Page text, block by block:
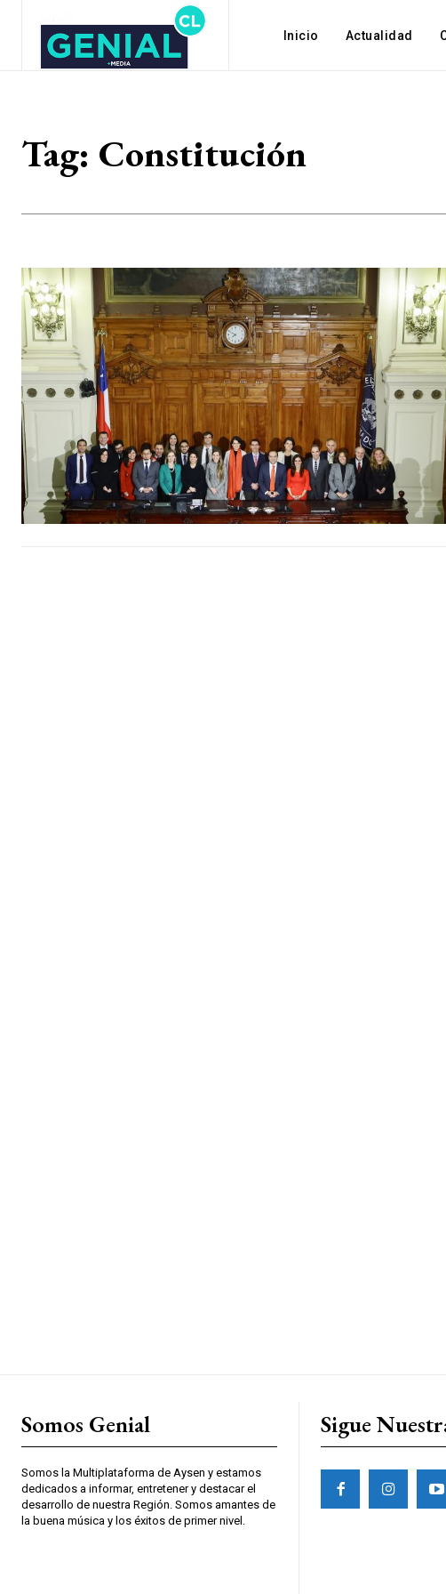
Inicio Actualidad
Tag: Constitución
Somos Genial
Somos la Multiplataforma de Aysen y estamos
dedicados a informar, entretener y destacar el
desarrollo de nuestra Región. Somos amantes de
la buena música y los éxitos de primer nivel.
Sigue